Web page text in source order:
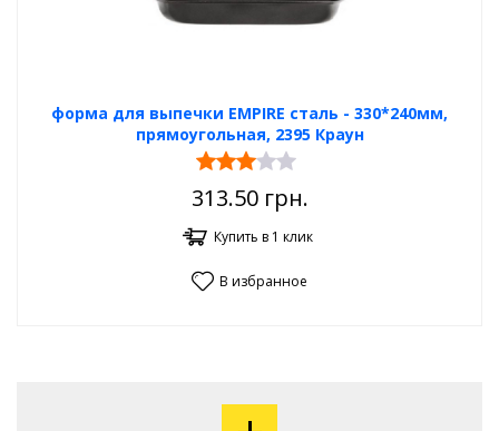
форма для выпечки EMPIRE сталь - 330*240мм,
прямоугольная, 2395 Краун
313.50грн.
Купить в 1 клик
В избранное